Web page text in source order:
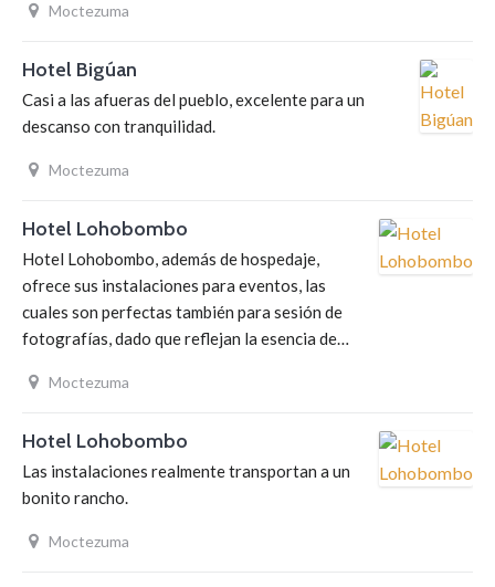
Moctezuma
Hotel Bigúan
Casi a las afueras del pueblo, excelente para un
descanso con tranquilidad.
Moctezuma
Hotel Lohobombo
Hotel Lohobombo, además de hospedaje,
ofrece sus instalaciones para eventos, las
cuales son perfectas también para sesión de
fotografías, dado que reflejan la esencia de…
Moctezuma
Hotel Lohobombo
Las instalaciones realmente transportan a un
bonito rancho.
Moctezuma